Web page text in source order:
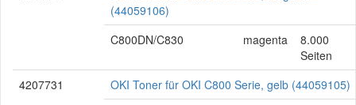
(44059106)
C800DN/C830
magenta
8.000
Seiten
4207731
OKI Toner für OKI C800 Serie, gelb (44059105)